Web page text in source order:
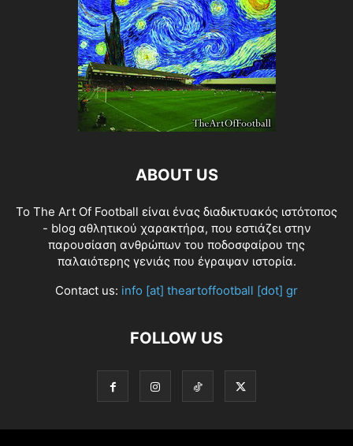
ABOUT US
Το The Art Of Football είναι ένας διαδικτυακός ιστότοπος
- blog αθλητικού χαρακτήρα, που εστιάζει στην
παρουσίαση ανθρώπων του ποδοσφαίρου της
παλαιότερης γενιάς που έγραψαν ιστορία.
Contact us: info [at] theartoffootball [dot] gr
FOLLOW US